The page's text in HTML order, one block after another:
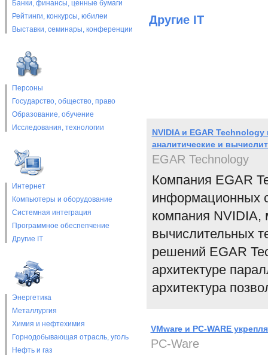
Банки, финансы, ценные бумаги
Рейтинги, конкурсы, юбилеи
Выставки, cеминары, конференции
Персоны
Государство, общество, право
Образование, обучение
Исследования, технологии
Интернет
Компьютеры и оборудование
Системная интеграция
Программное обеспепчение
Другие IT
Энергетика
Металлургия
Химия и нефтехимия
Горнодобывающая отрасль, уголь
Нефть и газ
Другие IT
NVIDIA и EGAR
аналитические и
EGAR Technology
Компания EGAR
информационных
компания NVIDIA,
вычислительных
решений EGAR
архитектуре
архитектура
VMware и PC-WARE
PC-Ware